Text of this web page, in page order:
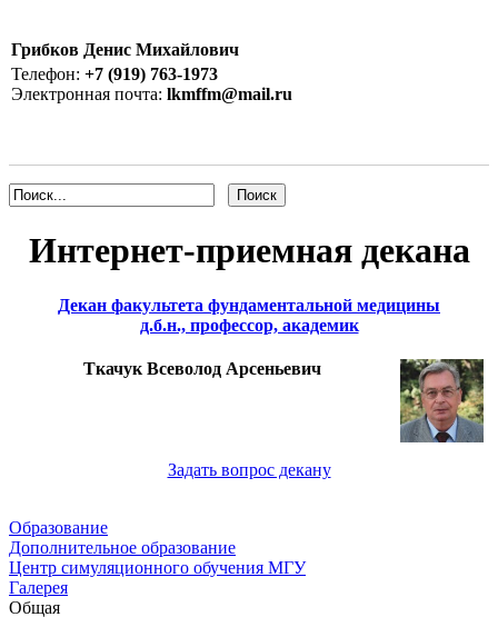
Грибков Денис Михайлович
Телефон: +7 (919) 763-1973
Электронная почта: lkmffm@mail.ru
Интернет-приемная декана
Декан факультета фундаментальной медицины
д.б.н., профессор, академик
Ткачук Всеволод Арсеньевич
Задать вопрос декану
Образование
Дополнительное образование
Центр симуляционного обучения МГУ
Галерея
Общая